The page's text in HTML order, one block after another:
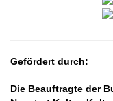
Gefördert durch:
Die Beauftragte der